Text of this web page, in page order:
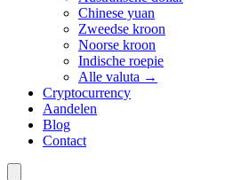
Chinese yuan
Zweedse kroon
Noorse kroon
Indische roepie
Alle valuta →
Cryptocurrency
Aandelen
Blog
Contact